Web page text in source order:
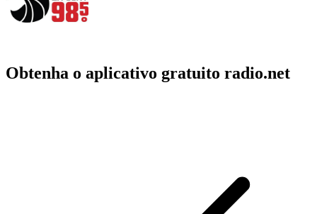
Obtenha o aplicativo gratuito radio.net